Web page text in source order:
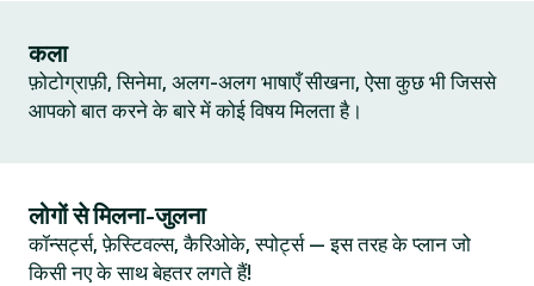
कला
फ़ोटोग्राफ़ी, सिनेमा, अलग-अलग भाषाएँ सीखना, ऐसा कुछ भी जिससे
आपको बात करने के बारे में कोई विषय मिलता है।
लोगों से मिलना-जुलना
कॉन्सर्ट्स, फ़ेस्टिवल्स, कैरिओके, स्पोर्ट्स — इस तरह के प्लान जो
किसी नए के साथ बेहतर लगते हैं!